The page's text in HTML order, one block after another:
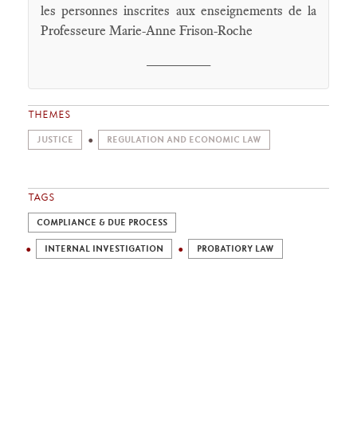
les personnes inscrites aux enseignements de la
Professeure Marie-Anne Frison-Roche
THEMES
JUSTICE REGULATION AND ECONOMIC LAW
TAGS
COMPLIANCE & DUE PROCESS
INTERNAL INVESTIGATION PROBATIORY LAW